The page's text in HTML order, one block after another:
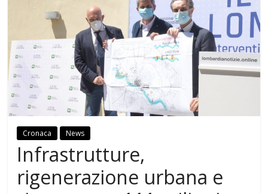
Cronaca News
Infrastrutture,
rigenerazione urbana e